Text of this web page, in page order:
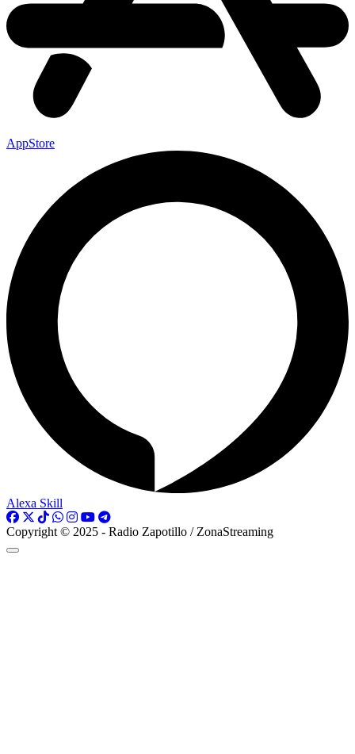
AppStore
Alexa Skill
Copyright © 2025 - Radio Zapotillo / ZonaStreaming